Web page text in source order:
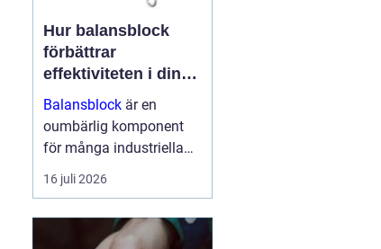
Hur balansblock
förbättrar
effektiviteten i din
arbetsmiljö
Balansblock är en
oumbärlig komponent
för många industriella
och hantverksrelaterade
miljöer. De hjälper till att
16 juli 2026